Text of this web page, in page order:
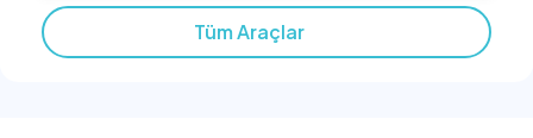
Tüm Araçlar